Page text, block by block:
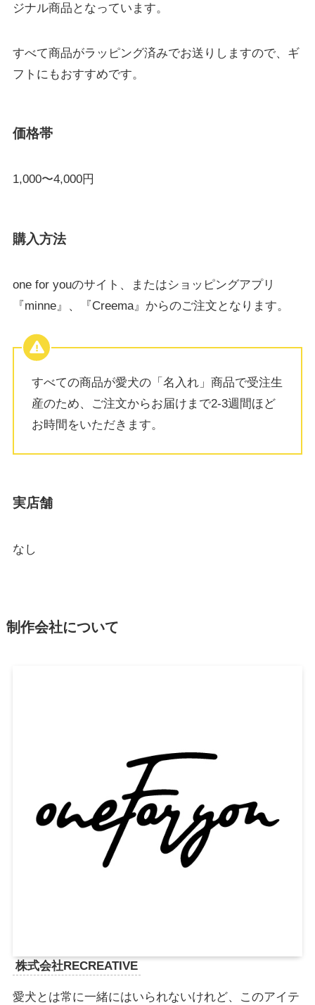
ジナル商品となっています。
すべて商品がラッピング済みでお送りしますので、ギ
フトにもおすすめです。
価格帯
1,000〜4,000円
購入方法
one for youのサイト、またはショッピングアプリ
『minne』、『Creema』からのご注文となります。
すべての商品が愛犬の「名入れ」商品で受注生
産のため、ご注文からお届けまで2-3週間ほど
お時間をいただきます。
実店舗
なし
制作会社について
株式会社RECREATIVE
愛犬とは常に一緒にはいられないけれど、このアイテ